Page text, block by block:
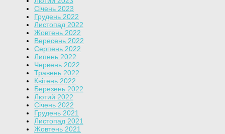
Січень 2023
Грудень 2022
Листопад 2022
Жовтень 2022
Вересень 2022
Серпень 2022
Липень 2022
Червень 2022
Травень 2022
Квітень 2022
Березень 2022
Лютий 2022
Січень 2022
Грудень 2021
Листопад 2021
Жовтень 2021